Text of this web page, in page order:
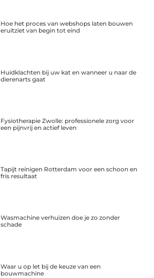
Hoe het proces van webshops laten bouwen
eruitziet van begin tot eind
Huidklachten bij uw kat en wanneer u naar de
dierenarts gaat
Fysiotherapie Zwolle: professionele zorg voor
een pijnvrij en actief leven
Tapijt reinigen Rotterdam voor een schoon en
fris resultaat
Wasmachine verhuizen doe je zo zonder
schade
Waar u op let bij de keuze van een
bouwmachine